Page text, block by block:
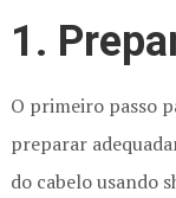
1.
O primeiro passo
preparar
do cabelo usando